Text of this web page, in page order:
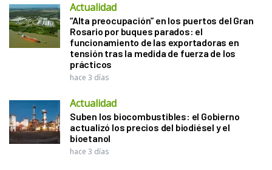
Actualidad
“Alta preocupación” en los puertos del Gran
Rosario por buques parados: el
funcionamiento de las exportadoras en
tensión tras la medida de fuerza de los
prácticos
hace 3 días
Actualidad
Suben los biocombustibles: el Gobierno
actualizó los precios del biodiésel y el
bioetanol
hace 3 días